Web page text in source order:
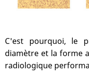
C'est pourquoi, le
diamètre et la forme
radiologique